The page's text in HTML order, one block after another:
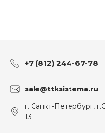
+7 (812) 244-67-78
sale@ttksistema.ru
г. Санкт-Петербург,
13